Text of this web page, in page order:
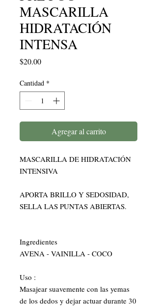
MASCARILLA
HIDRATACIÓN
INTENSA
$20.00Precio
Cantidad *
Agregar al carrito
MASCARILLA DE HIDRATACIÓN
INTENSIVA
APORTA BRILLO Y SEDOSIDAD,
SELLA LAS PUNTAS ABIERTAS.
Ingredientes
AVENA - VAINILLA - COCO
Uso :
Masajear suavemente con las yemas
de los dedos y dejar actuar durante 30